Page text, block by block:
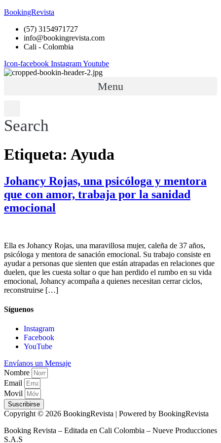
BookingRevista
(57) 3154971727
info@bookingrevista.com
Cali - Colombia
Icon-facebook InstagramYoutube
Menu
Search
Etiqueta: Ayuda
Johancy Rojas, una psicóloga y mentora
que con amor, trabaja por la sanidad
emocional
Ella es Johancy Rojas, una maravillosa mujer, caleña de 37 años,
psicóloga y mentora de sanación emocional. Su trabajo consiste en
ayudar a personas que sienten que están atrapadas en relaciones que
duelen, que les cuesta soltar o que han perdido el rumbo en su vida
emocional, Johancy acompaña a quienes necesitan cerrar ciclos,
reconstruirse […]
Síguenos
Instagram
Facebook
YouTube
Envíanos un Mensaje
Nombre
Email
Movil
Suscribirse
Copyright © 2026 BookingRevista | Powered by BookingRevista
Booking Revista – Editada en Cali Colombia – Nueve Producciones
S.A.S